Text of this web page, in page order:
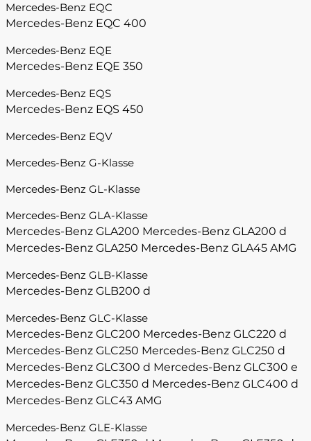
Mercedes-Benz EQC
Mercedes-Benz EQC 400
Mercedes-Benz EQE
Mercedes-Benz EQE 350
Mercedes-Benz EQS
Mercedes-Benz EQS 450
Mercedes-Benz EQV
Mercedes-Benz G-Klasse
Mercedes-Benz GL-Klasse
Mercedes-Benz GLA-Klasse
Mercedes-Benz GLA200 Mercedes-Benz GLA200 d
Mercedes-Benz GLA250 Mercedes-Benz GLA45 AMG
Mercedes-Benz GLB-Klasse
Mercedes-Benz GLB200 d
Mercedes-Benz GLC-Klasse
Mercedes-Benz GLC200 Mercedes-Benz GLC220 d
Mercedes-Benz GLC250 Mercedes-Benz GLC250 d
Mercedes-Benz GLC300 d Mercedes-Benz GLC300 e
Mercedes-Benz GLC350 d Mercedes-Benz GLC400 d
Mercedes-Benz GLC43 AMG
Mercedes-Benz GLE-Klasse